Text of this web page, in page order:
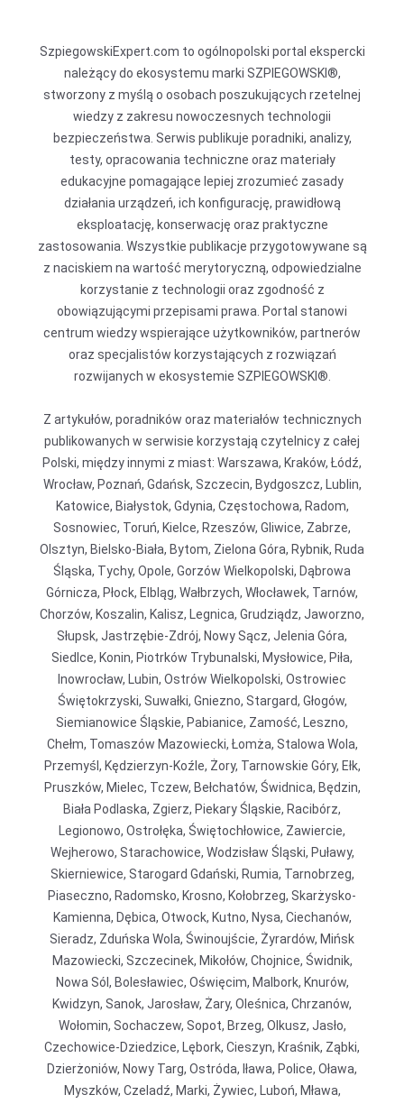
SzpiegowskiExpert.com to ogólnopolski portal ekspercki
należący do ekosystemu marki SZPIEGOWSKI®,
stworzony z myślą o osobach poszukujących rzetelnej
wiedzy z zakresu nowoczesnych technologii
bezpieczeństwa. Serwis publikuje poradniki, analizy,
testy, opracowania techniczne oraz materiały
edukacyjne pomagające lepiej zrozumieć zasady
działania urządzeń, ich konfigurację, prawidłową
eksploatację, konserwację oraz praktyczne
zastosowania. Wszystkie publikacje przygotowywane są
z naciskiem na wartość merytoryczną, odpowiedzialne
korzystanie z technologii oraz zgodność z
obowiązującymi przepisami prawa. Portal stanowi
centrum wiedzy wspierające użytkowników, partnerów
oraz specjalistów korzystających z rozwiązań
rozwijanych w ekosystemie SZPIEGOWSKI®.
Z artykułów, poradników oraz materiałów technicznych
publikowanych w serwisie korzystają czytelnicy z całej
Polski, między innymi z miast: Warszawa, Kraków, Łódź,
Wrocław, Poznań, Gdańsk, Szczecin, Bydgoszcz, Lublin,
Katowice, Białystok, Gdynia, Częstochowa, Radom,
Sosnowiec, Toruń, Kielce, Rzeszów, Gliwice, Zabrze,
Olsztyn, Bielsko-Biała, Bytom, Zielona Góra, Rybnik, Ruda
Śląska, Tychy, Opole, Gorzów Wielkopolski, Dąbrowa
Górnicza, Płock, Elbląg, Wałbrzych, Włocławek, Tarnów,
Chorzów, Koszalin, Kalisz, Legnica, Grudziądz, Jaworzno,
Słupsk, Jastrzębie-Zdrój, Nowy Sącz, Jelenia Góra,
Siedlce, Konin, Piotrków Trybunalski, Mysłowice, Piła,
Inowrocław, Lubin, Ostrów Wielkopolski, Ostrowiec
Świętokrzyski, Suwałki, Gniezno, Stargard, Głogów,
Siemianowice Śląskie, Pabianice, Zamość, Leszno,
Chełm, Tomaszów Mazowiecki, Łomża, Stalowa Wola,
Przemyśl, Kędzierzyn-Koźle, Żory, Tarnowskie Góry, Ełk,
Pruszków, Mielec, Tczew, Bełchatów, Świdnica, Będzin,
Biała Podlaska, Zgierz, Piekary Śląskie, Racibórz,
Legionowo, Ostrołęka, Świętochłowice, Zawiercie,
Wejherowo, Starachowice, Wodzisław Śląski, Puławy,
Skierniewice, Starogard Gdański, Rumia, Tarnobrzeg,
Piaseczno, Radomsko, Krosno, Kołobrzeg, Skarżysko-
Kamienna, Dębica, Otwock, Kutno, Nysa, Ciechanów,
Sieradz, Zduńska Wola, Świnoujście, Żyrardów, Mińsk
Mazowiecki, Szczecinek, Mikołów, Chojnice, Świdnik,
Nowa Sól, Bolesławiec, Oświęcim, Malbork, Knurów,
Kwidzyn, Sanok, Jarosław, Żary, Oleśnica, Chrzanów,
Wołomin, Sochaczew, Sopot, Brzeg, Olkusz, Jasło,
Czechowice-Dziedzice, Lębork, Cieszyn, Kraśnik, Ząbki,
Dzierżoniów, Nowy Targ, Ostróda, Iława, Police, Oława,
Myszków, Czeladź, Marki, Żywiec, Luboń, Mława,